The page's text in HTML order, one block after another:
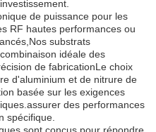
de puissance pour les
RF hautes performances ou
substrats
idéale des
de fabricationLe choix
d'aluminium et de nitrure de
basée sur les exigences
des performances
spécifique.